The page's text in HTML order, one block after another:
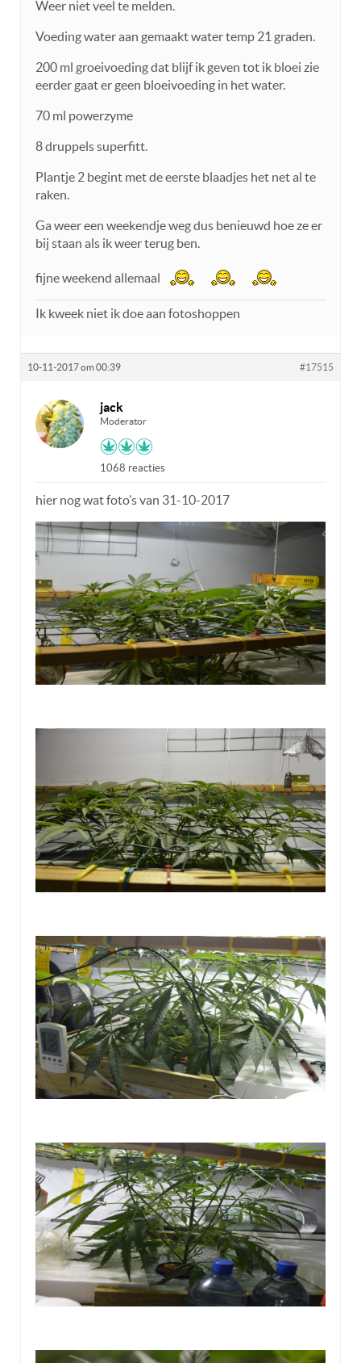
Weer niet veel te melden.
Voeding water aan gemaakt water temp 21 graden.
200 ml groeivoeding dat blijf ik geven tot ik bloei zie
eerder gaat er geen bloeivoeding in het water.
70 ml powerzyme
8 druppels superfitt.
Plantje 2 begint met de eerste blaadjes het net al te
raken.
Ga weer een weekendje weg dus benieuwd hoe ze er
bij staan als ik weer terug ben.
fijne weekend allemaal
Ik kweek niet ik doe aan fotoshoppen
10-11-2017 om 00:39 #17515
jack
Moderator
1068 reacties
hier nog wat foto’s van 31-10-2017